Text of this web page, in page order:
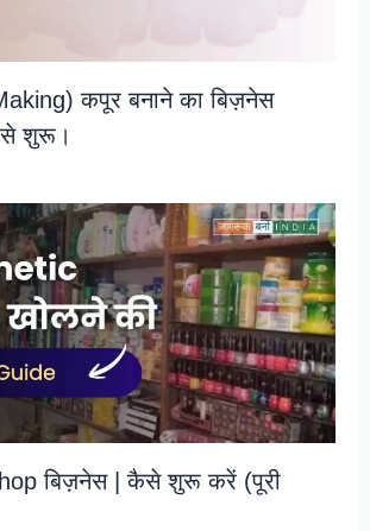
कपूर बनाने का बिज़नेस
से शुरू।
बिज़नेस | कैसे शुरू करें (पूरी